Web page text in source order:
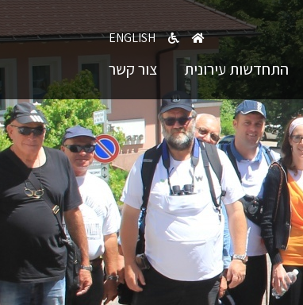
ENGLISH
התחדשות עירונית צור קשר